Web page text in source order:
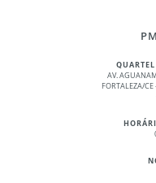
AV.
FORTALEZA/